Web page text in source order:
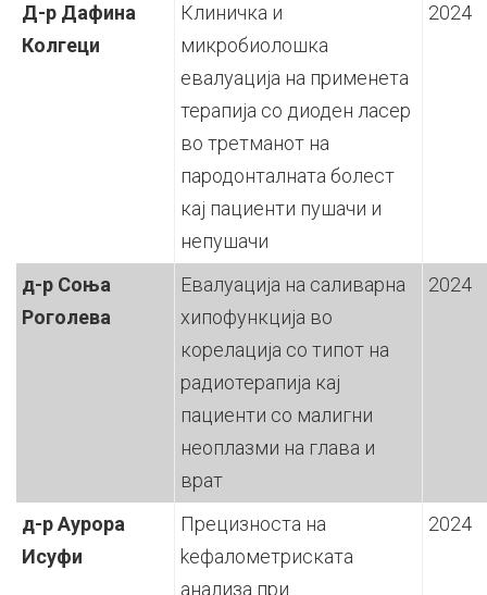
Д-р Дафина
Колгеци
Клиничка и
микробиолошка
евалуација на применета
терапија со диоден ласер
во третманот на
пародонталната болест
кај пациенти пушачи и
непушачи
2024
д-р Соња
Роголева
Евалуација на саливарна
хипофункција во
корелација со типот на
радиотерапија кај
пациенти со малигни
неоплазми на глава и
врат
2024
д-р Аурора
Исуфи
Прeцизноста на
kефалометриската
анализа при
2024